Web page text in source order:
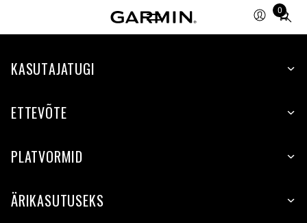
0
Total
items
cart:
KASUTAJATUGI
ETTEVÕTE
PLATVORMID
ÄRIKASUTUSEKS